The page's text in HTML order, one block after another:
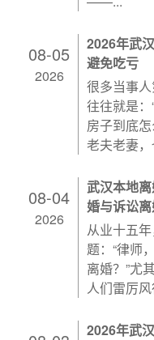
08-05
2026
2026年武
避免吃亏
很多当事
往往就是
房子到底
老夫老妻
08-04
2026
武汉本地
婚与诉讼
从业十五
题：“律师
离婚？”尤
人们雷厉
2026年武